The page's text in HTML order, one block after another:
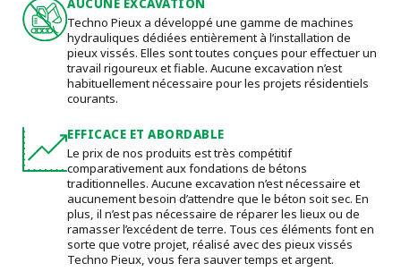
AUCUNE EXCAVATION
Techno Pieux a développé une gamme de machines
hydrauliques dédiées entièrement à l’installation de
pieux vissés. Elles sont toutes conçues pour effectuer un
travail rigoureux et fiable. Aucune excavation n’est
habituellement nécessaire pour les projets résidentiels
courants.
EFFICACE ET ABORDABLE
Le prix de nos produits est très compétitif
comparativement aux fondations de bétons
traditionnelles. Aucune excavation n’est nécessaire et
aucunement besoin d’attendre que le béton soit sec. En
plus, il n’est pas nécessaire de réparer les lieux ou de
ramasser l’excédent de terre. Tous ces éléments font en
sorte que votre projet, réalisé avec des pieux vissés
Techno Pieux, vous fera sauver temps et argent.